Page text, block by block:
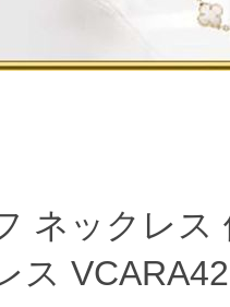
ネックレ
ス